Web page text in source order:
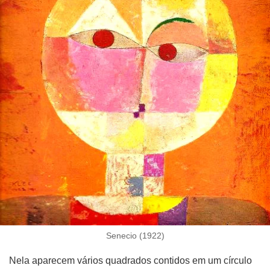
Senecio (1922)
Nela aparecem vários quadrados contidos em um círculo